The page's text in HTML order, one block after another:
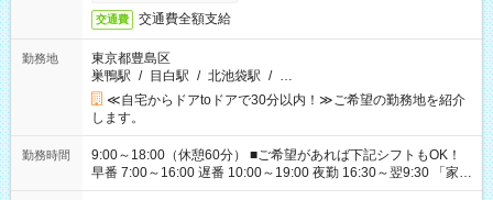
交通費 交通費全額支給
勤務地
東京都豊島区
巣鴨駅 / 目白駅 / 北池袋駅 / …
≪自宅からドアtoドアで30分以内！≫ご希望の勤務地を紹介
します。
勤務時間
9:00～18:00（休憩60分） ■ご希望があれば下記シフトもOK！
早番 7:00～16:00 遅番 10:00～19:00 夜勤 16:30～翌9:30 「家族
と休みを合わせたい」 「余裕を持って夕飯の準備がしたい」